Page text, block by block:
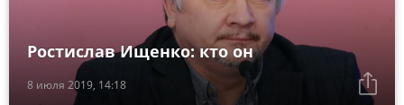
8 июля 2019, 14:18
Ростислав Ищенко: кто он